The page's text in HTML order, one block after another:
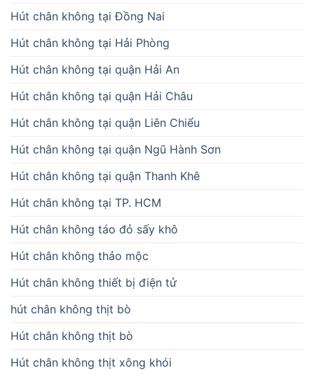
Hút chân không tại Đồng Nai
Hút chân không tại Hải Phòng
Hút chân không tại quận Hải An
Hút chân không tại quận Hải Châu
Hút chân không tại quận Liên Chiểu
Hút chân không tại quận Ngũ Hành Sơn
Hút chân không tại quận Thanh Khê
Hút chân không tại TP. HCM
Hút chân không táo đỏ sấy khô
Hút chân không thảo mộc
Hút chân không thiết bị điện tử
hút chân không thịt bò
Hút chân không thịt bò
Hút chân không thịt xông khói